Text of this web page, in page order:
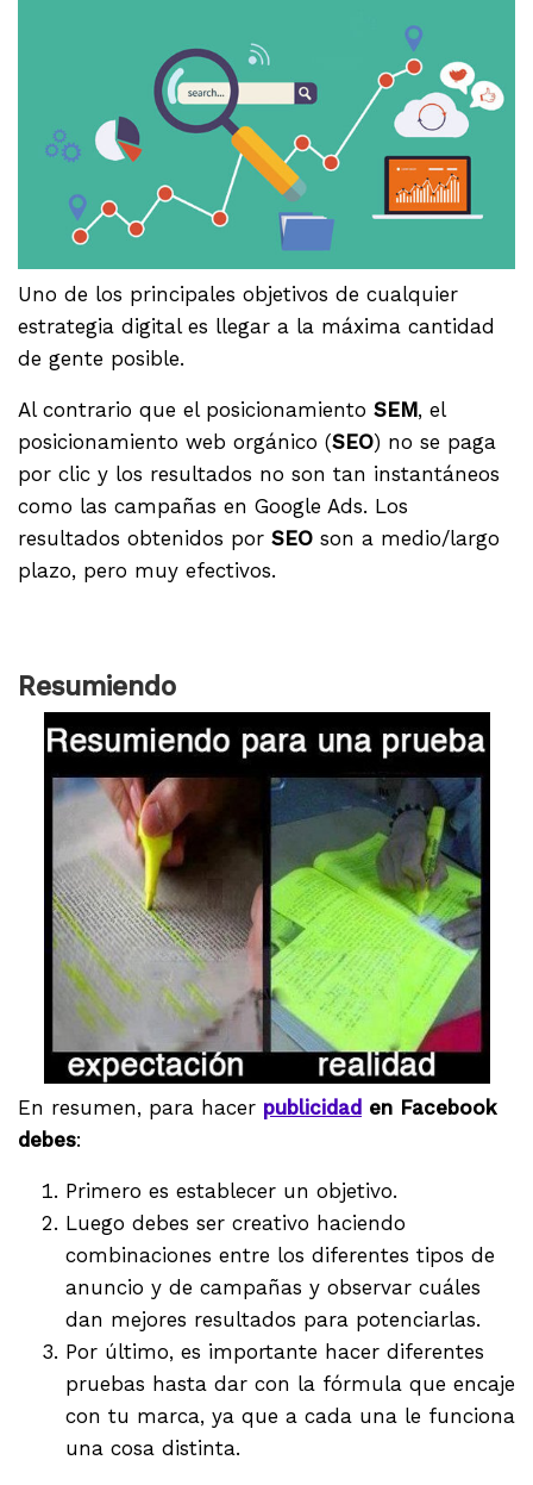
Uno de los principales objetivos de cualquier
estrategia digital es llegar a la máxima cantidad
de gente posible.
Al contrario que el posicionamiento SEM, el
posicionamiento web orgánico (SEO) no se paga
por clic y los resultados no son tan instantáneos
como las campañas en Google Ads. Los
resultados obtenidos por SEO son a medio/largo
plazo, pero muy efectivos.
Resumiendo
En resumen, para hacer publicidad en Facebook
debes:
Primero es establecer un objetivo.
Luego debes ser creativo haciendo
combinaciones entre los diferentes tipos de
anuncio y de campañas y observar cuáles
dan mejores resultados para potenciarlas.
Por último, es importante hacer diferentes
pruebas hasta dar con la fórmula que encaje
con tu marca, ya que a cada una le funciona
una cosa distinta.